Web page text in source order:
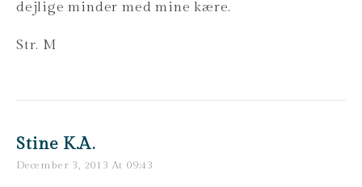
dejlige minder med mine kære.
Str. M
Stine K.A.
December 3, 2013 At 09:43